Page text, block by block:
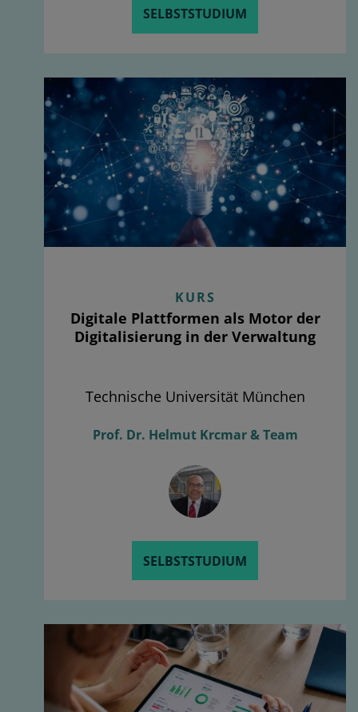
SELBSTSTUDIUM
KURS
Digitale Plattformen als Motor der
Digitalisierung in der Verwaltung
Technische Universität München
Prof. Dr. Helmut Krcmar & Team
SELBSTSTUDIUM